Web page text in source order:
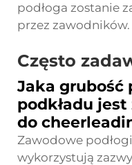
podłoga zostanie
przez zawodników.
Często
Jaka grubość
podkładu jest
do
Zawodowe
wykorzystują